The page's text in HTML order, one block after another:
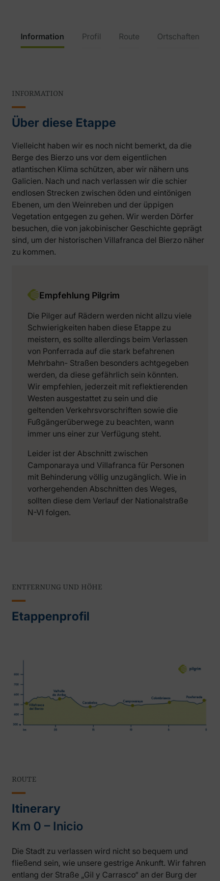
Information Profil Route Ortschaften
INFORMATION
Über diese Etappe
Vielleicht haben wir es noch nicht bemerkt, da die
Berge des Bierzo uns vor dem eigentlichen
atlantischen Klima schützen, aber wir nähern uns
Galicien. Nach und nach verlassen wir die schier
endlosen Strecken zwischen öden und eintönigen
Ebenen, um den Weinreben und der üppigen
Vegetation entgegen zu gehen. Wir werden Dörfer
besuchen, die von jakobinischer Geschichte geprägt
sind, um der historischen Villafranca del Bierzo näher
zu kommen.
Empfehlung Pilgrim
Die Pilger auf Rädern werden nicht allzu viele
Schwierigkeiten haben diese Etappe zu
meistern, es sollte allerdings beim Verlassen
von Ponferrada auf die stark befahrenen
Mehrbahn- Straßen besonders achtgegeben
werden, da diese gefährlich sein könnten.
Wir empfehlen, jederzeit mit reflektierenden
Westen ausgestattet zu sein und die
geltenden Verkehrsvorschriften sowie die
Fußgängerüberwege zu beachten, wann
immer uns einer zur Verfügung steht.
Leider ist der Abschnitt zwischen
Camponaraya und Villafranca für Personen
mit Behinderung völlig unzugänglich. Wie in
vorhergehenden Abschnitten des Weges,
sollten diese dem Verlauf der Nationalstraße
N-VI folgen.
ENTFERNUNG UND HÖHE
Etappenprofil
ROUTE
Itinerary
Km 0 – Inicio
Die Stadt zu verlassen wird nicht so bequem und
fließend sein, wie unsere gestrige Ankunft. Wir fahren
entlang der Straße „Gil y Carrasco“ an der Burg der